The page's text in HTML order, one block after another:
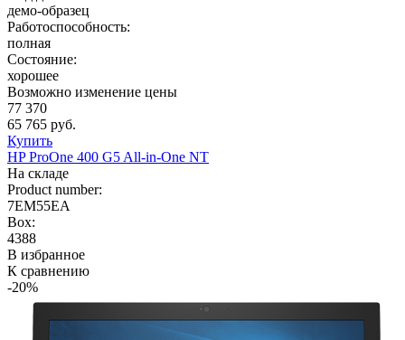
демо-образец
Работоспособность:
полная
Состояние:
хорошее
Возможно изменение цены
77 370
65 765 руб.
Купить
HP ProOne 400 G5 All-in-One NT
На складе
Product number:
7EM55EA
Box:
4388
В избранное
К сравнению
-20%